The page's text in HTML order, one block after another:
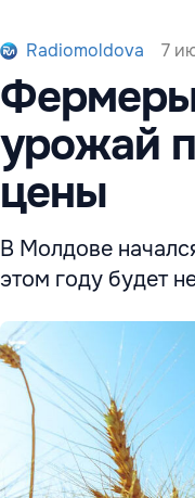
Radiomoldova 7
урожай
цены
В Молдове
этом году будет